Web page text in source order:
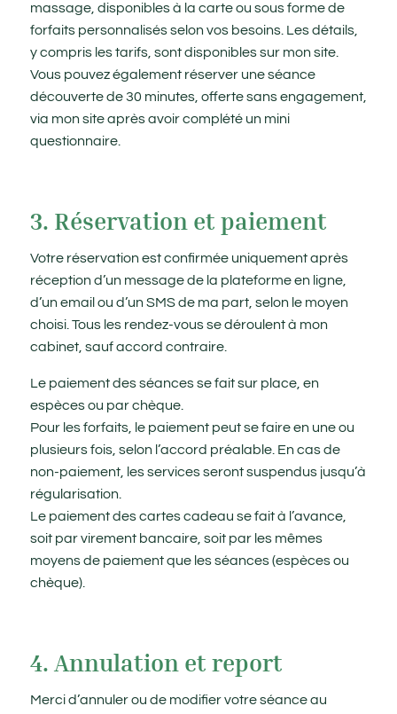
massage, disponibles à la carte ou sous forme de
forfaits personnalisés selon vos besoins. Les détails,
y compris les tarifs, sont disponibles sur mon site.
Vous pouvez également réserver une séance
découverte de 30 minutes, offerte sans engagement,
via mon site après avoir complété un mini
questionnaire.
3. Réservation et paiement
Votre réservation est confirmée uniquement après
réception d’un message de la plateforme en ligne,
d’un email ou d’un SMS de ma part, selon le moyen
choisi. Tous les rendez-vous se déroulent à mon
cabinet, sauf accord contraire.
Le paiement des séances se fait sur place, en
espèces ou par chèque.
Pour les forfaits, le paiement peut se faire en une ou
plusieurs fois, selon l’accord préalable. En cas de
non-paiement, les services seront suspendus jusqu’à
régularisation.
Le paiement des cartes cadeau se fait à l’avance,
soit par virement bancaire, soit par les mêmes
moyens de paiement que les séances (espèces ou
chèque).
4. Annulation et report
Merci d’annuler ou de modifier votre séance au